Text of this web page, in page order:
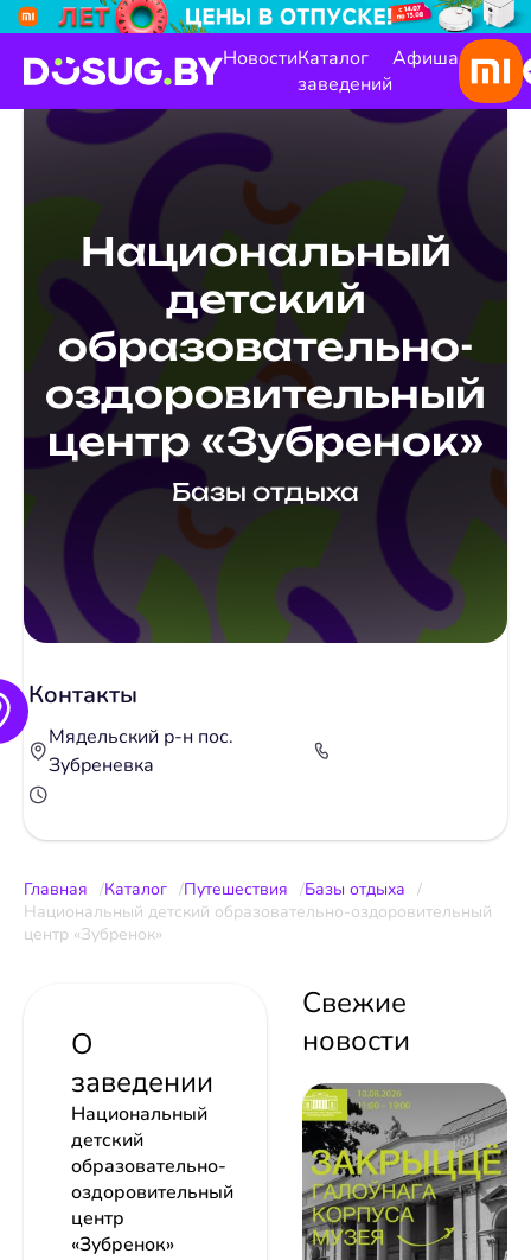
НовостиКаталог
заведений
Афиша
Национальный
детский
образовательно-
оздоровительный
центр «Зубренок»
Базы отдыха
Контакты
Мядельский р-н пос.
Зубреневка
Главная Каталог Путешествия
Базы отдыха
Национальный детский образовательно-оздоровительный
центр «Зубренок»
О
заведении
Национальный
детский
образовательно-
оздоровительный
центр
«Зубренок»
Свежие
новости